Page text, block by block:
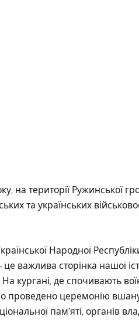
на території Ружинської
та українських
Народної
важлива сторінка нашої
На кургані, де спочивають
проведено церемонію
пам’яті, органів